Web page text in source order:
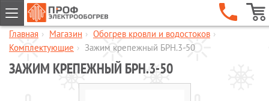
ГЛАВНАЯ
КОМПАНИЯ
Главная › Магазин › Обогрев кровли и водостоков ›
Комплектующие › Зажим крепежный БРН.3-50
ЗАЖИМ КРЕПЕЖНЫЙ БРН.3-50